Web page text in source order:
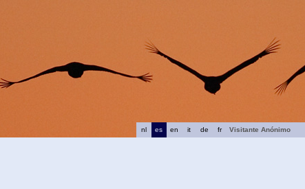
fr
de
it
en
es
nl
Visitante Anónimo